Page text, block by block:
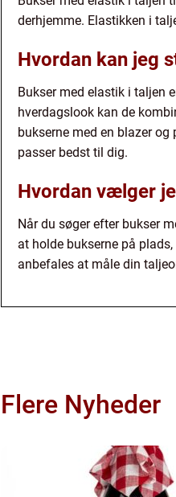
derhjemme. Elastikken i
Hvordan kan jeg
Bukser med elastik i taljen
hverdagslook kan de
bukserne med en blazer
passer bedst til dig.
Hvordan vælger
Når du søger efter bukser
at holde bukserne på
anbefales at måle din
Flere Nyheder